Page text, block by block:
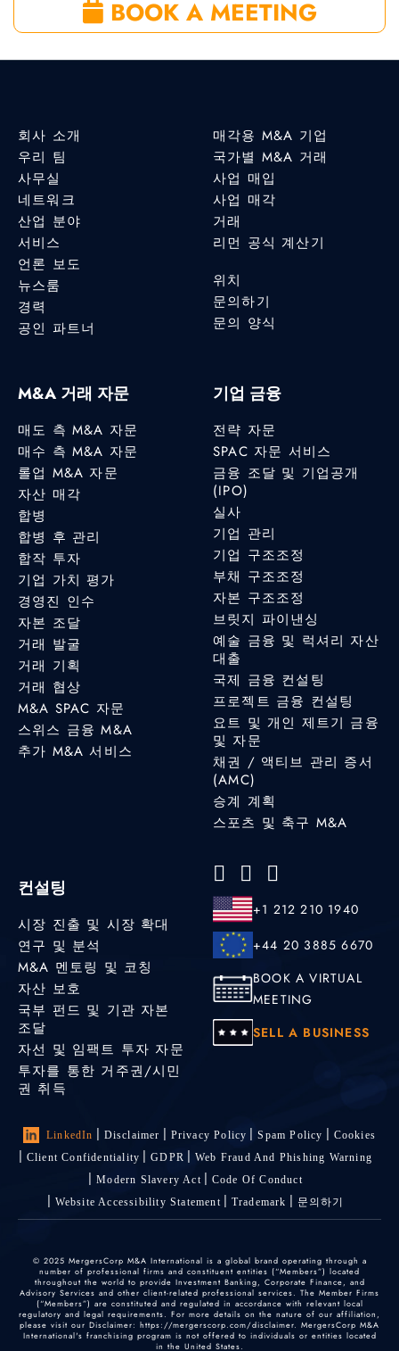
BOOK A MEETING
회사 소개
우리 팀
사무실
네트워크
산업 분야
서비스
언론 보도
뉴스룸
경력
공인 파트너
매각용 M&A 기업
국가별 M&A 거래
사업 매입
사업 매각
거래
리먼 공식 계산기
위치
문의하기
문의 양식
M&A 거래 자문
매도 측 M&A 자문
매수 측 M&A 자문
롤업 M&A 자문
자산 매각
합병
합병 후 관리
합작 투자
기업 가치 평가
경영진 인수
자본 조달
거래 발굴
거래 기획
거래 협상
M&A SPAC 자문
스위스 금융 M&A
추가 M&A 서비스
기업 금융
전략 자문
SPAC 자문 서비스
금융 조달 및 기업공개
(IPO)
실사
기업 관리
기업 구조조정
부채 구조조정
자본 구조조정
브릿지 파이낸싱
예술 금융 및 럭셔리 자산
대출
국제 금융 컨설팅
프로젝트 금융 컨설팅
요트 및 개인 제트기 금융
및 자문
채권 / 액티브 관리 증서
(AMC)
승계 계획
스포츠 및 축구 M&A
컨설팅
시장 진출 및 시장 확대
연구 및 분석
M&A 멘토링 및 코칭
자산 보호
국부 펀드 및 기관 자본
조달
자선 및 임팩트 투자 자문
투자를 통한 거주권/시민
권 취득
+1 212 210 1940
+44 20 3885 6670
BOOK A VIRTUAL
MEETING
SELL A BUSINESS
LinkedIn Disclaimer Privacy Policy Spam Policy
Cookies
Client Confidentiality
GDPR
Web Fraud And Phishing Warning
Modern Slavery Act
Code Of Conduct
Website Accessibility Statement
Trademark 문의하기
© 2025 MergersCorp M&A International is a global brand operating through a
number of professional firms and constituent entities (“Members”) located
throughout the world to provide Investment Banking, Corporate Finance, and
Advisory Services and other client-related professional services. The Member Firms
(“Members”) are constituted and regulated in accordance with relevant local
regulatory and legal requirements. For more details on the nature of our affiliation,
please visit our Disclaimer: https://mergerscorp.com/disclaimer. MergersCorp M&A
International's franchising program is not offered to individuals or entities located
in the United States.